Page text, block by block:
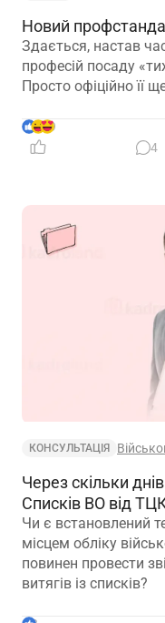
Новий
Здається, настав
професій посаду
Просто офіційно її
9
4
КОНСУЛЬТАЦІЯ
Через скільки
Списків ВО від
Чи є встановлений
місцем обліку
повинен провести
витягів із списків?